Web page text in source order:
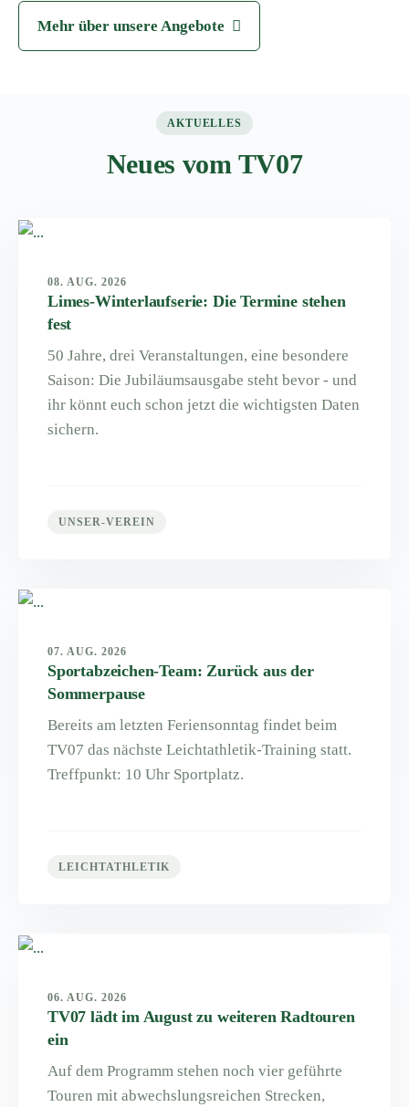
Mehr über unsere Angebote
AKTUELLES
Neues vom TV07
08. AUG. 2026
Limes-Winterlaufserie: Die Termine stehen
fest
50 Jahre, drei Veranstaltungen, eine besondere
Saison: Die Jubiläumsausgabe steht bevor - und
ihr könnt euch schon jetzt die wichtigsten Daten
sichern.
UNSER-VEREIN
07. AUG. 2026
Sportabzeichen-Team: Zurück aus der
Sommerpause
Bereits am letzten Feriensonntag findet beim
TV07 das nächste Leichtathletik-Training statt.
Treffpunkt: 10 Uhr Sportplatz.
LEICHTATHLETIK
06. AUG. 2026
TV07 lädt im August zu weiteren Radtouren
ein
Auf dem Programm stehen noch vier geführte
Touren mit abwechslungsreichen Strecken,